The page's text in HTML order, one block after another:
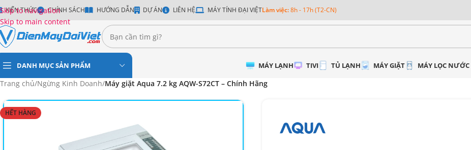
Skip to navigation
Skip to main content
KIẾN THỨC CHÍNH SÁCH HƯỚNG DẪN DỰ ÁN LIÊN HỆ MÁY TÍNH ĐẠI VIỆTLàm việc:8h - 17h (T2-CN)
DANH MỤC SẢN PHẨM MÁY LẠNH TIVI TỦ LẠNH MÁY GIẶT MÁY LỌC NƯỚC
Trang chủ/Ngừng Kinh Doanh/Máy giặt Aqua 7.2 kg AQW-S72CT – Chính Hãng
HẾT HÀNG